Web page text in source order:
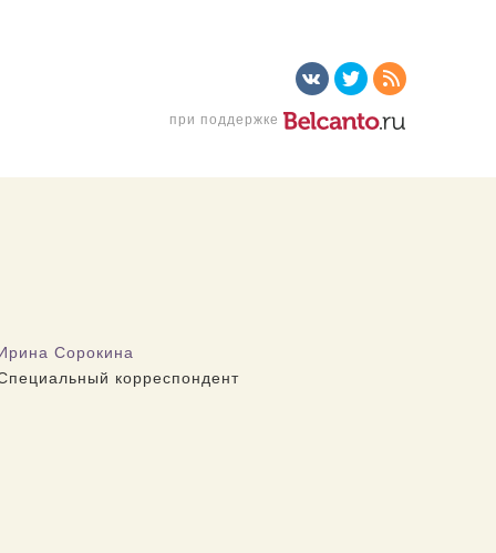
при поддержке
Сорокина
корреспондент